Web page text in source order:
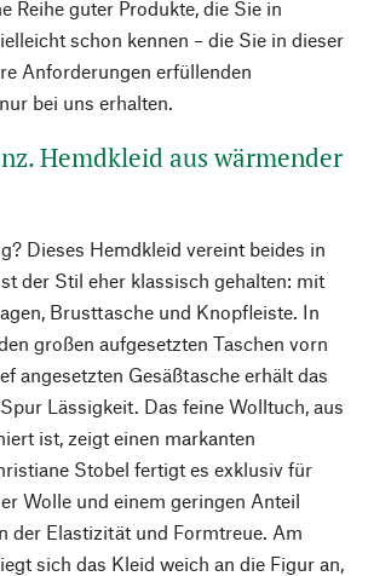
Reihe guter Produkte, die Sie in
schon kennen – die Sie in dieser
Anforderungen erfüllenden
bei uns erhalten.
Hemdkleid aus wärmender
Dieses Hemdkleid vereint beides in
der Stil eher klassisch gehalten: mit
Brusttasche und Knopfleiste. In
großen aufgesetzten Taschen vorn
angesetzten Gesäßtasche erhält das
Lässigkeit. Das feine Wolltuch, aus
ist, zeigt einen markanten
Stobel fertigt es exklusiv für
Wolle und einem geringen Anteil
der Elastizität und Formtreue. Am
sich das Kleid weich an die Figur an,